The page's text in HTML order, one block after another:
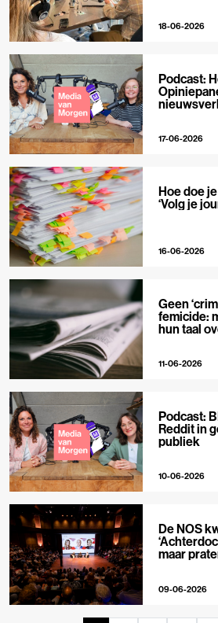
18-06-2026
Podcast:
17-06-2026
Hoe doe
‘Volg je
16-06-2026
Geen
femicide:
hun taal
11-06-2026
Podcast:
Reddit in
publiek
10-06-2026
De NOS
maar
09-06-2026